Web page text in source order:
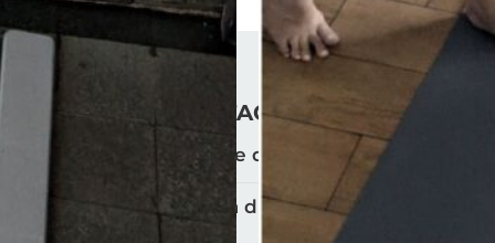
FAQ
Qu'est-ce que la terre de diatomée ?
Qu'est-ce qui rend la diatomite